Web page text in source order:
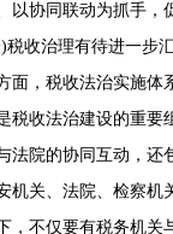
协同联动为抓手，
治理有待进一步汇
，税收法治实施体系
税收法治建设的重要
法院的协同互动，还
机关、法院、检察机
，不仅要有税务机关